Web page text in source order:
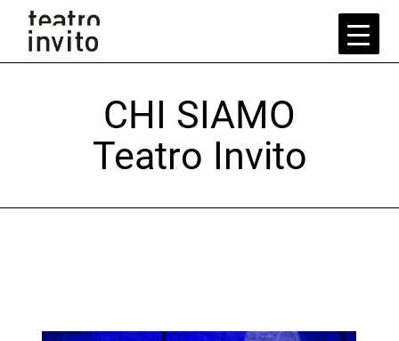
content
CHI SIAMO
Teatro Invito